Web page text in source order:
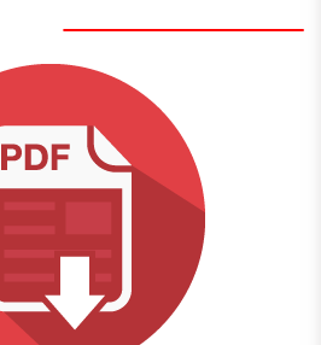
ـــــــــــــــــــــــــــــــــ